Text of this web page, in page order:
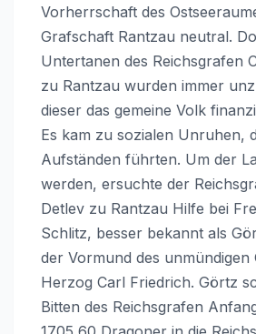
Vorherrschaft des
Grafschaft Rantzau neutral.
Untertanen des Reichsgrafen
zu Rantzau wurden immer
dieser das gemeine Volk
Es kam zu sozialen Unruhen,
Aufständen führten. Um der
werden, ersuchte der
Detlev zu Rantzau Hilfe bei
Schlitz, besser bekannt als
der Vormund des
Herzog Carl Friedrich. Görtz
Bitten des Reichsgrafen